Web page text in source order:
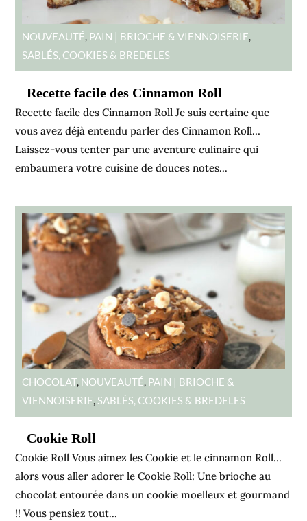
NOUVEAUTÉ, PAIN | BRIOCHE & VIENNOISERIE,
SABLÉS, COOKIES & BREDELES
Recette facile des Cinnamon Roll
Recette facile des Cinnamon Roll Je suis certaine que
vous avez déjà entendu parler des Cinnamon Roll…
Laissez-vous tenter par une aventure culinaire qui
embaumera votre cuisine de douces notes...
CHOCOLAT, NOUVEAUTÉ, PAIN | BRIOCHE &
VIENNOISERIE, SABLÉS, COOKIES & BREDELES
Cookie Roll
Cookie Roll Vous aimez les Cookie et le cinnamon Roll…
alors vous aller adorer le Cookie Roll: Une brioche au
chocolat entourée dans un cookie moelleux et gourmand
!! Vous pensiez tout...